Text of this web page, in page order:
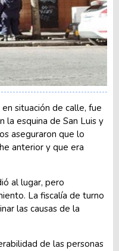
situación de calle, fue
la esquina de San Luis y
aseguraron que lo
anterior y que era
al lugar, pero
La fiscalía de turno
las causas de la
de las personas